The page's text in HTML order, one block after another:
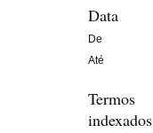
Data
De
Até
Termos
indexados